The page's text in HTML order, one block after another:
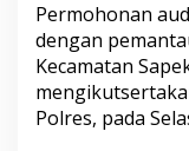
t
e
m
u
k
a
Permohonan
dengan
Kecamatan
Polres, pada